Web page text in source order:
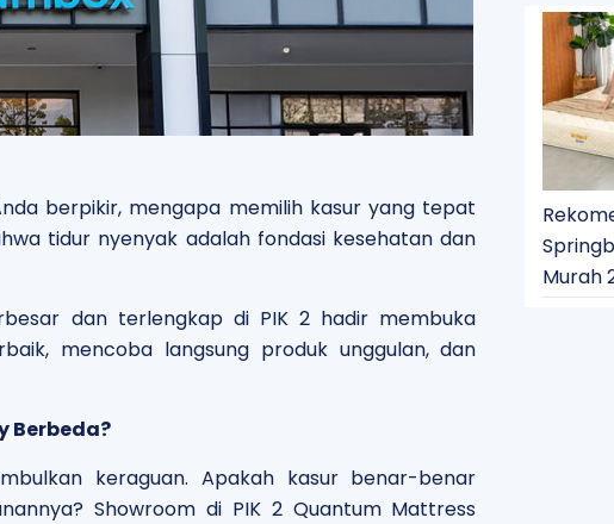
berpikir, mengapa memilih kasur yang tepat
tidur nyenyak adalah fondasi kesehatan dan
dan terlengkap di PIK 2 hadir membuka
mencoba langsung produk unggulan, dan
Berbeda?
keraguan. Apakah kasur benar-benar
Showroom di PIK 2 Quantum Mattress
Murah